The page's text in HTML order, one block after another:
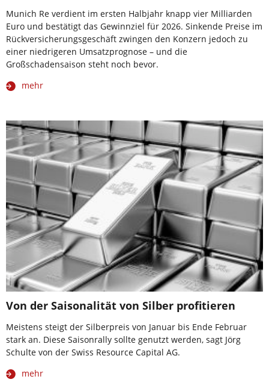
Munich Re verdient im ersten Halbjahr knapp vier Milliarden
Euro und bestätigt das Gewinnziel für 2026. Sinkende Preise im
Rückversicherungsgeschäft zwingen den Konzern jedoch zu
einer niedrigeren Umsatzprognose – und die
Großschadensaison steht noch bevor.
mehr
Von der Saisonalität von Silber profitieren
Meistens steigt der Silberpreis von Januar bis Ende Februar
stark an. Diese Saisonrally sollte genutzt werden, sagt Jörg
Schulte von der Swiss Resource Capital AG.
mehr